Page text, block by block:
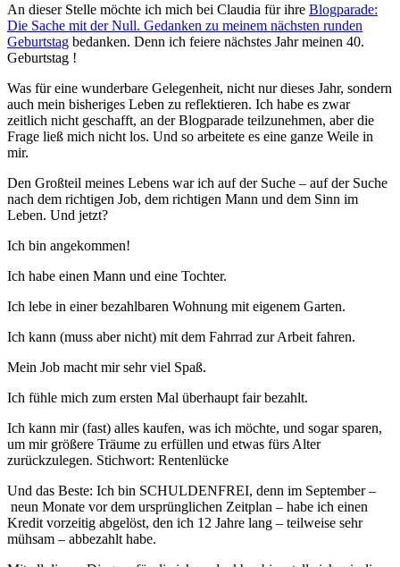
An dieser Stelle möchte ich mich bei Claudia für ihre Blogparade:
Die Sache mit der Null. Gedanken zu meinem nächsten runden
Geburtstag bedanken. Denn ich feiere nächstes Jahr meinen 40.
Geburtstag !
Was für eine wunderbare Gelegenheit, nicht nur dieses Jahr, sondern
auch mein bisheriges Leben zu reflektieren. Ich habe es zwar
zeitlich nicht geschafft, an der Blogparade teilzunehmen, aber die
Frage ließ mich nicht los. Und so arbeitete es eine ganze Weile in
mir.
Den Großteil meines Lebens war ich auf der Suche – auf der Suche
nach dem richtigen Job, dem richtigen Mann und dem Sinn im
Leben. Und jetzt?
Ich bin angekommen!
Ich habe einen Mann und eine Tochter.
Ich lebe in einer bezahlbaren Wohnung mit eigenem Garten.
Ich kann (muss aber nicht) mit dem Fahrrad zur Arbeit fahren.
Mein Job macht mir sehr viel Spaß.
Ich fühle mich zum ersten Mal überhaupt fair bezahlt.
Ich kann mir (fast) alles kaufen, was ich möchte, und sogar sparen,
um mir größere Träume zu erfüllen und etwas fürs Alter
zurückzulegen. Stichwort: Rentenlücke
Und das Beste: Ich bin SCHULDENFREI, denn im September –
neun Monate vor dem ursprünglichen Zeitplan – habe ich einen
Kredit vorzeitig abgelöst, den ich 12 Jahre lang – teilweise sehr
mühsam – abbezahlt habe.